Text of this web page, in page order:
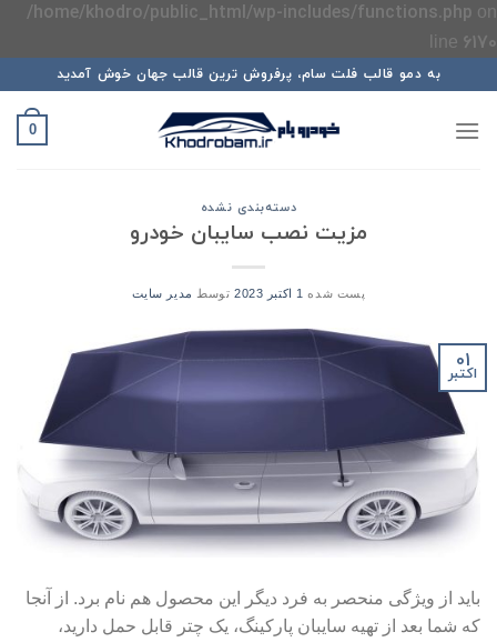
/home/khodro/public_html/wp-includes/functions.php on
line 6170
محتوا
به دمو قالب فلت سام، پرفروش ترین قالب جهان خوش آمدید
0
دسته‌بندی نشده
مزیت نصب سایبان خودرو
پست شده 1 اکتبر 2023 توسط مدیر سایت
01
اکتبر
باید از ویژگی منحصر به فرد دیگر این محصول هم نام برد. از آنجا
که شما بعد از تهیه سایبان پارکینگ، یک چتر قابل حمل دارید،